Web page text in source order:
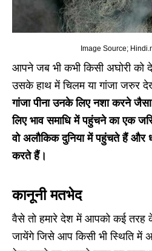
Image Source;
आपने जब भी कभी किसी अघोरी को
उसके हाथ में चिलम या गांजा जरुर
गांजा पीना उनके लिए नशा करने
लिए भाव समाधि में पहुंचने का एक
वो अलौकिक दुनिया में पहुंचते हैं और
करते हैं।
कानूनी मतभेद
वैसे तो हमारे देश में आपको कई तरह
जायेंगे जिसे आप किसी भी स्थिति में